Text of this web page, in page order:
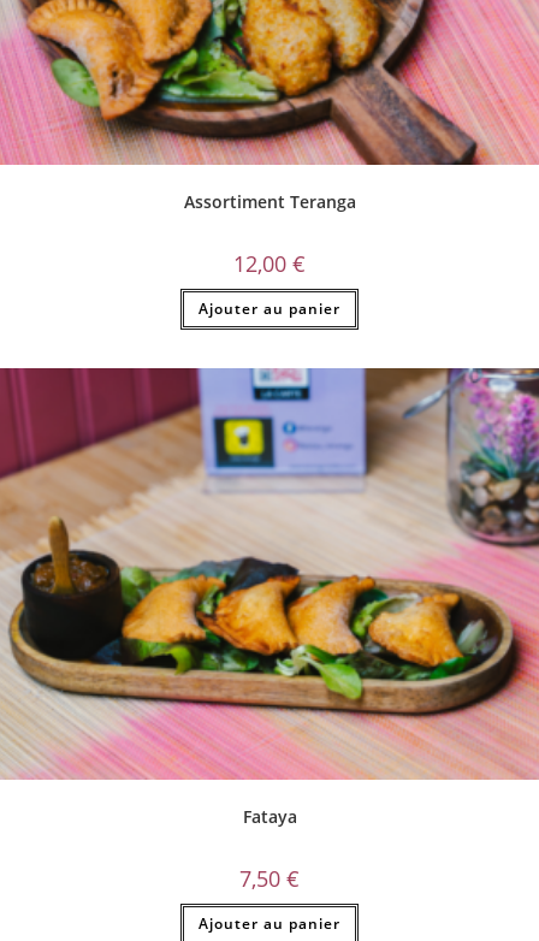
Assortiment Teranga
12,00 €
Ajouter au panier
Fataya
7,50 €
Ajouter au panier